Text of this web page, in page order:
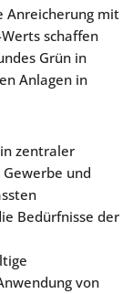
Anreicherung mit
schaffen
Grün in
Anlagen in
zentraler
und
Bedürfnisse der
von